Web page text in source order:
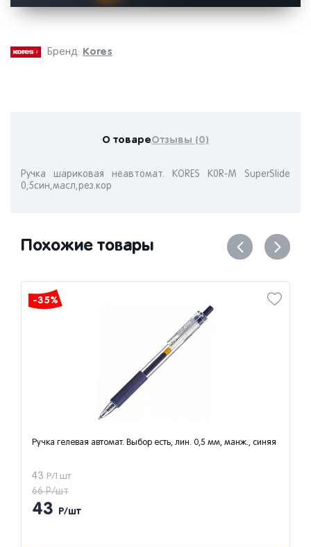
Бренд: Kores
О товареОтзывы (0)
Ручка шариковая неавтомат. KORES K0R-M SuperSlide
0,5син,масл,рез.кор
Похожие товары
-35%
Ручка гелевая автомат. Выбор есть, лин. 0,5 мм, манж., синяя
43 Р/1 шт
66 Р/шт
43 Р/шт